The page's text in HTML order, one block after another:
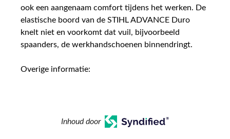
ook een aangenaam comfort tijdens het werken. De
elastische boord van de STIHL ADVANCE Duro
knelt niet en voorkomt dat vuil, bijvoorbeeld
spaanders, de werkhandschoenen binnendringt.
Overige informatie:
Inhoud door